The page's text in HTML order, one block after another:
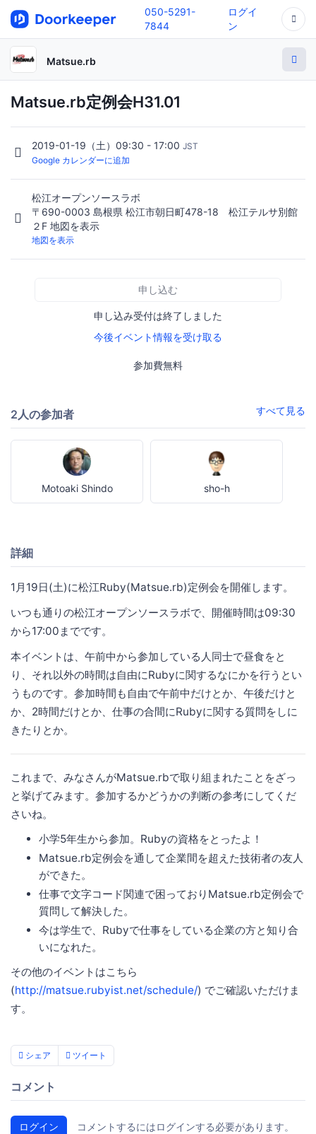
050-5291-
7844
ログイ
ン
Matsue.rb
Matsue.rb定例会H31.01
2019-01-19（土）09:30 - 17:00 JST
Google カレンダーに追加
松江オープンソースラボ
〒690-0003 島根県 松江市朝日町478-18 松江テルサ別館
２F 地図を表示
地図を表示
申し込む
申し込み受付は終了しました
今後イベント情報を受け取る
参加費無料
2人の参加者 すべて見る
Motoaki Shindo sho-h
詳細
1月19日(土)に松江Ruby(Matsue.rb)定例会を開催します。
いつも通りの松江オープンソースラボで、開催時間は09:30
から17:00までです。
本イベントは、午前中から参加している人同士で昼食をと
り、それ以外の時間は自由にRubyに関するなにかを行うとい
うものです。参加時間も自由で午前中だけとか、午後だけと
か、2時間だけとか、仕事の合間にRubyに関する質問をしに
きたりとか。
これまで、みなさんがMatsue.rbで取り組まれたことをざっ
と挙げてみます。参加するかどうかの判断の参考にしてくだ
さいね。
小学5年生から参加。Rubyの資格をとったよ！
Matsue.rb定例会を通して企業間を超えた技術者の友人
ができた。
仕事で文字コード関連で困っておりMatsue.rb定例会で
質問して解決した。
今は学生で、Rubyで仕事をしている企業の方と知り合
いになれた。
その他のイベントはこちら
(http://matsue.rubyist.net/schedule/) でご確認いただけま
す。
シェア ツイート
コメント
ログイン コメントするにはログインする必要があります。